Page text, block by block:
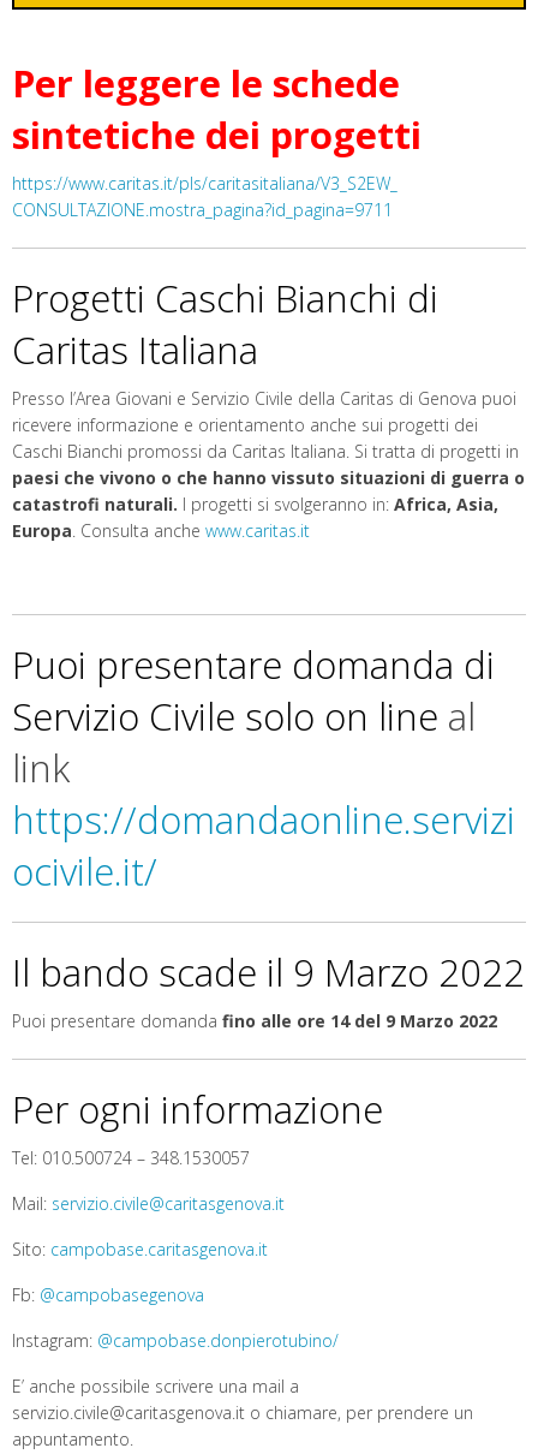
Per leggere le schede
sintetiche dei progetti
https://www.caritas.it/pls/caritasitaliana/V3_S2EW_
CONSULTAZIONE.mostra_pagina?id_pagina=9711
Progetti Caschi Bianchi di
Caritas Italiana
Presso l’Area Giovani e Servizio Civile della Caritas di Genova puoi
ricevere informazione e orientamento anche sui progetti dei
Caschi Bianchi promossi da Caritas Italiana. Si tratta di progetti in
paesi che vivono o che hanno vissuto situazioni di guerra o
catastrofi naturali. I progetti si svolgeranno in: Africa, Asia,
Europa. Consulta anche www.caritas.it
Puoi presentare domanda di
Servizio Civile solo on line al
link
https://domandaonline.servizi
ocivile.it/
Il bando scade il 9 Marzo 2022
Puoi presentare domanda fino alle ore 14 del 9 Marzo 2022
Per ogni informazione
Tel: 010.500724 – 348.1530057
Mail: servizio.civile@caritasgenova.it
Sito: campobase.caritasgenova.it
Fb: @campobasegenova
Instagram: @campobase.donpierotubino/
E’ anche possibile scrivere una mail a
servizio.civile@caritasgenova.it o chiamare, per prendere un
appuntamento.